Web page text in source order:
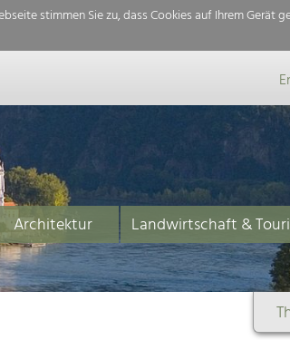
stimmen Sie zu, dass Cookies auf Ihrem Gerät
Architektur
Landwirtschaft &